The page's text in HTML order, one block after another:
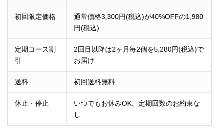
初回限定価格
通常価格3,300円(税込)が40%OFFの1,980
円(税込)
定期コース割
引
2回目以降は2ヶ月毎2個を5,280円(税込)で
お届け
送料 初回送料無料
休止・停止
いつでもお休みOK、定期回数のお約束な
し